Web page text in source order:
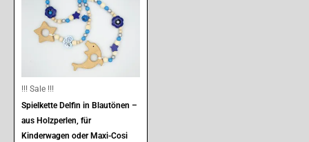
!!! Sale !!!
Spielkette Delfin in Blautönen –
aus Holzperlen, für
Kinderwagen oder Maxi-Cosi